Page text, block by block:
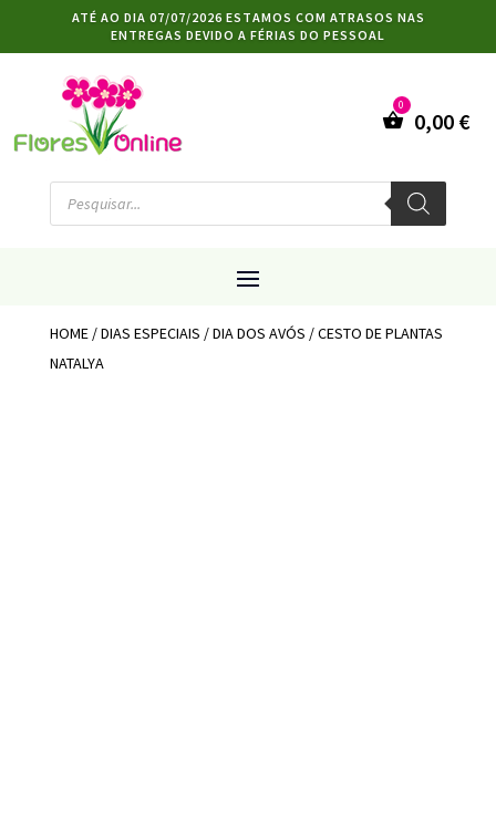
ATÉ AO DIA 07/07/2026 ESTAMOS COM ATRASOS NAS
ENTREGAS DEVIDO A FÉRIAS DO PESSOAL
0,00 €
Products
search
HOME/DIAS ESPECIAIS /DIA DOS AVÓS / CESTO DE PLANTAS
NATALYA